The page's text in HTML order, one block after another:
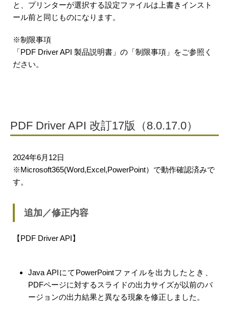
と、プリンターが選択する設定ファイルは上書きインスト
ール前と同じものになります。
※制限事項
「PDF Driver API 製品説明書」の「制限事項」をご参照く
ださい。
PDF Driver API 改訂17版（8.0.17.0）
2024年6月12日
※Microsoft365(Word,Excel,PowerPoint）で動作確認済みで
す。
追加／修正内容
【PDF Driver API】
Java APIにてPowerPointファイルを出力したとき、
PDFページに対するスライドの出力サイズが以前のバ
ージョンの出力結果と異なる現象を修正しました。